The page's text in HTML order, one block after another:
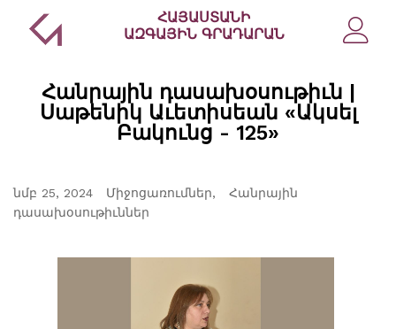
ՀԱՅԱՍՏԱՆԻ
ԱԶԳԱՅԻՆ ԳՐԱԴԱՐԱՆ
Հանրային դասախօսութիւն |
Սաթենիկ Աւետիսեան «Ակսել
Բակունց - 125»
նմբ 25, 2024 Միջոցառումներ
Հանրային
դասախօսութիւններ